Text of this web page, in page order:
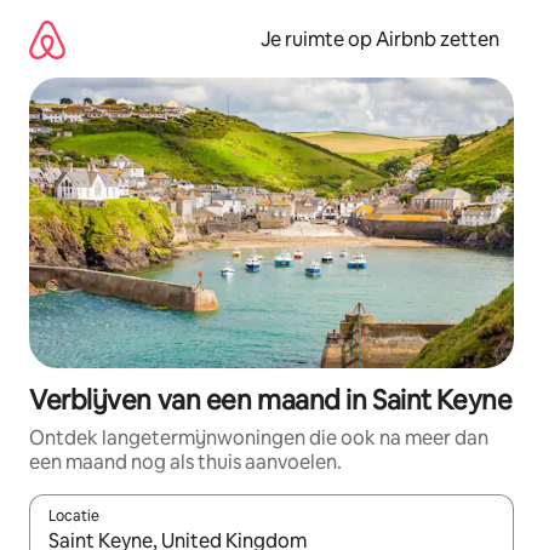
direct
naar
inhoud
Je ruimte op Airbnb zetten
Verblijven van een maand in Saint Keyne
Ontdek langetermijnwoningen die ook na meer dan
een maand nog als thuis aanvoelen.
Locatie
Wanneer er suggesties beschikbaar zijn, maak je een keuze